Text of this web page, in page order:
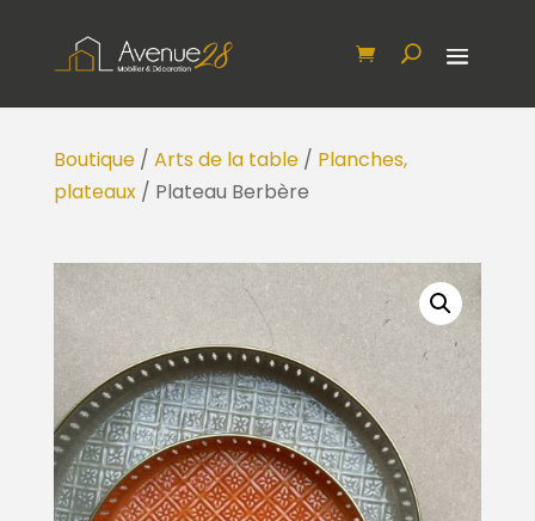
Boutique/ Arts de la table/ Planches,
plateaux/ Plateau Berbère